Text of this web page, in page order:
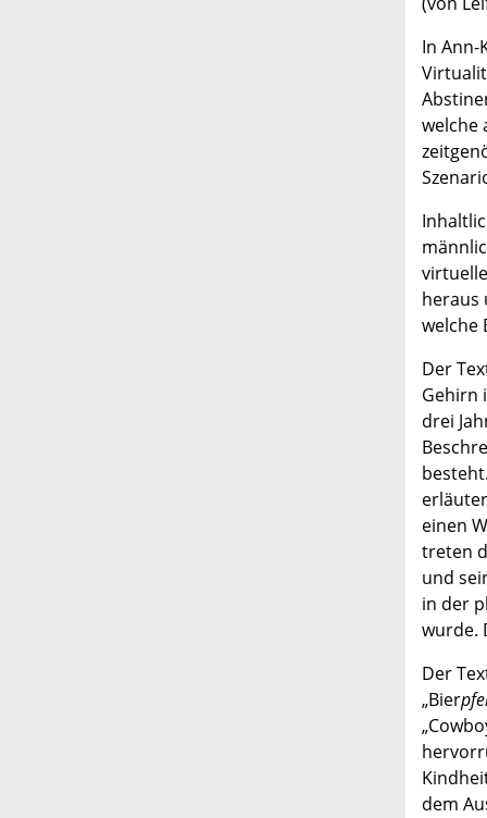
In
welche
heraus
welche
Der
Gehirn
drei
einen
treten
und
in der
wurde.
Der
„Bier
dem